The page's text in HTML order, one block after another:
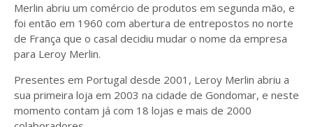
Merlin abriu um comércio de produtos em segunda mão, e
foi então em 1960 com abertura de entrepostos no norte
de França que o casal decidiu mudar o nome da empresa
para Leroy Merlin.
Presentes em Portugal desde 2001, Leroy Merlin abriu a
sua primeira loja em 2003 na cidade de Gondomar, e neste
momento contam já com 18 lojas e mais de 2000